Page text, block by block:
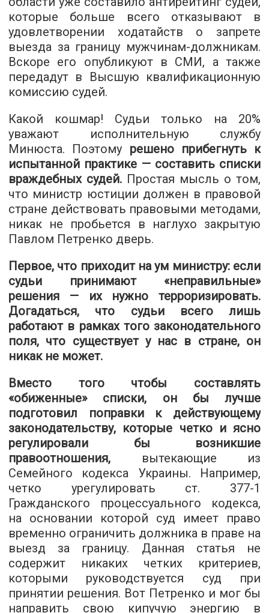
которые больше всего отказывают в
удовлетворении ходатайств о запрете
выезда за границу мужчинам-должникам.
Вскоре его опубликуют в СМИ, а также
передадут в Высшую квалификационную
комиссию судей.
Какой кошмар! Судьи только на 20%
уважают исполнительную службу
Минюста. Поэтому решено прибегнуть к
испытанной практике — составить списки
враждебных судей. Простая мысль о том,
что министр юстиции должен в правовой
стране действовать правовыми методами,
никак не пробьется в наглухо закрытую
Павлом Петренко дверь.
Первое, что приходит на ум министру: если
судьи принимают «неправильные»
решения — их нужно терроризировать.
Догадаться, что судьи всего лишь
работают в рамках того законодательного
поля, что существует у нас в стране, он
никак не может.
Вместо того чтобы составлять
«обиженные» списки, он бы лучше
подготовил поправки к действующему
законодательству, которые четко и ясно
регулировали бы возникшие
правоотношения, вытекающие из
Семейного кодекса Украины. Например,
четко урегулировать ст. 377-1
Гражданского процессуального кодекса,
на основании которой суд имеет право
временно ограничить должника в праве на
выезд за границу. Данная статья не
содержит никаких четких критериев,
которыми руководствуется суд при
принятии решения. Вот Петренко и мог бы
направить свою кипучую энергию в